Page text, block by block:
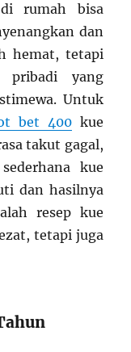
rumah bisa
dan
hemat, tetapi
pribadi yang
Untuk
bet 400kue
takut gagal,
kue
dan hasilnya
resep kue
tetapi juga